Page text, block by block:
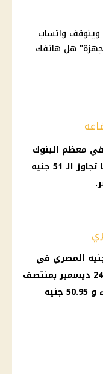
باقي 8 أيام ويتوقف واتساب
هل هاتفك
في معظم البنوك
المحلية والاجنبية، بهبوط جديد بعدما تجاوز الـ 51 جنيه
المصري في
البنك الاهلي اليوم الثلاثاء الموافق 24 ديسمبر بمنتصف
تعاملات نحو 50.85 جنيه مصري للشراء و 50.95 جنيه